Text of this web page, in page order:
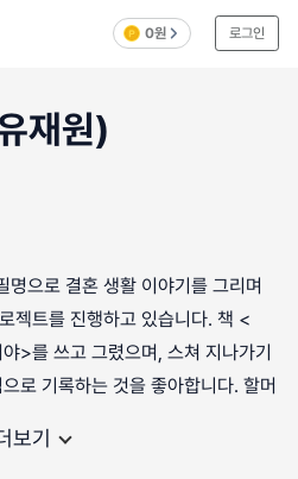
0원 로그인
재원)
명으로 결혼 생활 이야기를 그리며
젝트를 진행하고 있습니다. 책 <
>를 쓰고 그렸으며, 스쳐 지나가기
로 기록하는 것을 좋아합니다. 할머
보기